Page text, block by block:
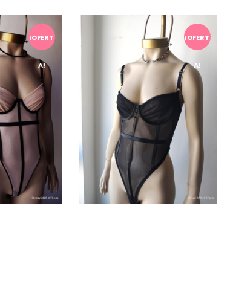
¡OFERT
A!
– ROSE
¡OFERT
A!
Body de microtul Negro –
KATE
$30.100,00 $ 23.000,00